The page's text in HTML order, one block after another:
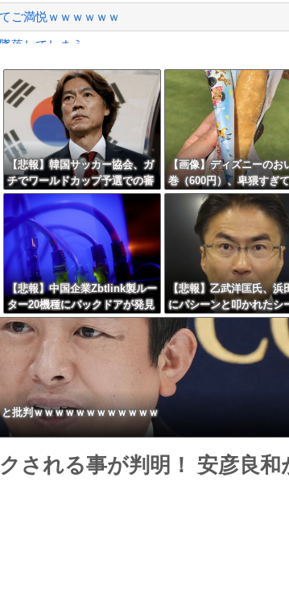
Powered by livedoor 相
ご満悦ｗｗｗｗｗｗ
落してしまう。
酒をやめろ
火山の兆し＝韓国の反応
デーゴール！！
Powered by livedoor 相
【悲報】韓国サッカー協会、ガ
チでワールドカップ予選での審
判への性接待がバレ大炎上大騒
ぎにｗｗｗｗｗｗｗｗ
【画像】ディズニーのお
巻（600円）、卑猥すぎ
両論ｗｗｗｗｗｗｗｗｗ
【悲報】中国企業Zbtlink製ルー
ター20機種にバックドアが発見
されるｗｗｗｗｗｗｗｗｗ
【悲報】乙武洋匡氏、浜
にパシーンと叩かれたシ
オンエアされず「障害者
と放送されなくなる。俺
別だと思って」
批判ｗｗｗｗｗｗｗｗｗｗｗｗ
される事が判明！ 安彦良和